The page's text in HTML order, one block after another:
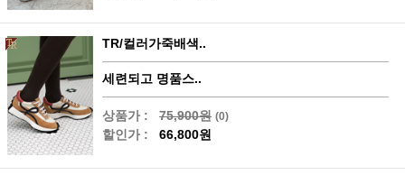
TR/컬러가죽배색..
세련되고 명품스..
상품가 : 75,900원 (0)
할인가 : 66,800원